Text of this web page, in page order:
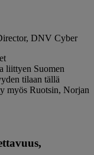
DNV Cyber
liittyen Suomen
tilaan tällä
myös Ruotsin, Norjan